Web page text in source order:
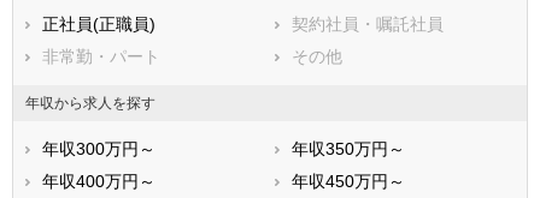
吉野郡下市町
吉野郡黒滝村
吉野郡天川村
吉野郡野迫川村
吉野郡十津川村
吉野郡東吉野村
正社員(正職員)
契約社員・嘱託社員
非常勤・パート
その他
年収から求人を探す
年収300万円～
年収350万円～
年収400万円～
年収450万円～